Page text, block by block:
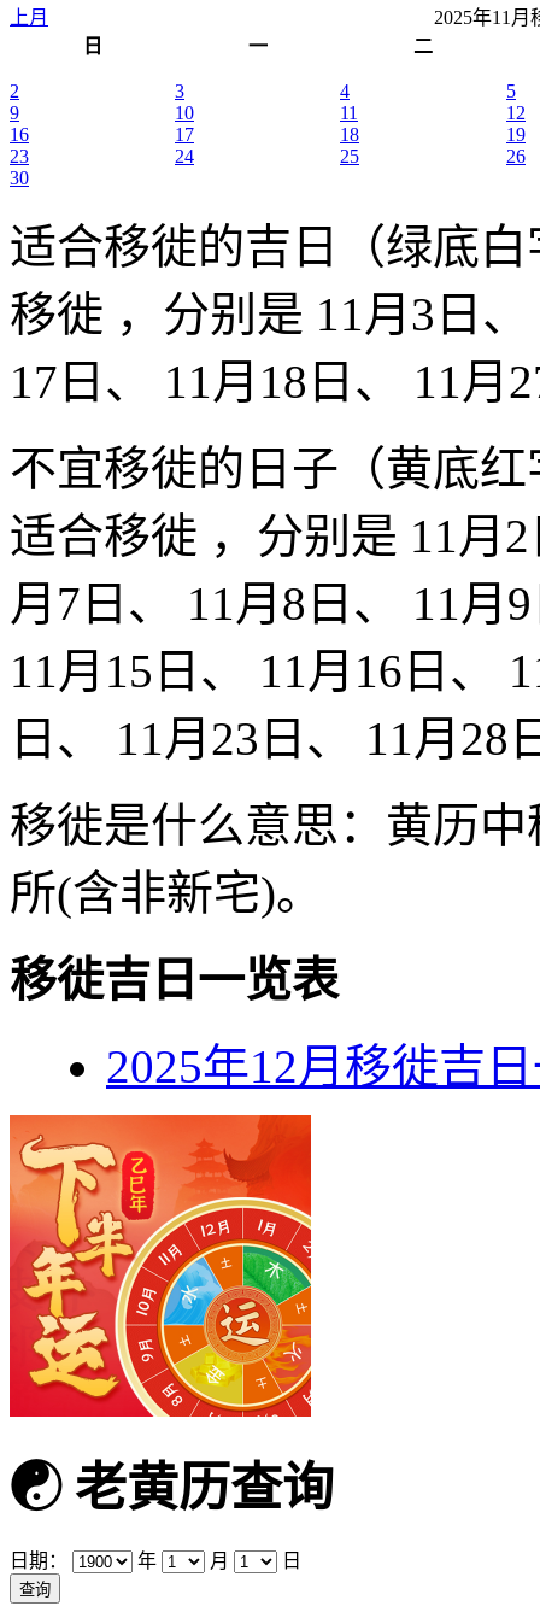
上月
2025年11
日
一 二
2 3 4
5
9
10 11
12
16
17 18
19
23
24 25
26
30
适合移徙的吉日（绿底白
移徙 ，分别是 11月3日
17日、 11月18日、 11月
不宜移徙的日子（黄底红
适合移徙 ，分别是 11月
月7日、 11月8日、 11月
11月15日、 11月16日、
日、 11月23日、 11月28
移徙是什么意思：黄历
所(含非新宅)。
移徙吉日一览表
2025年12月移徙吉
☯老黄历查询
日期： 年 月 日